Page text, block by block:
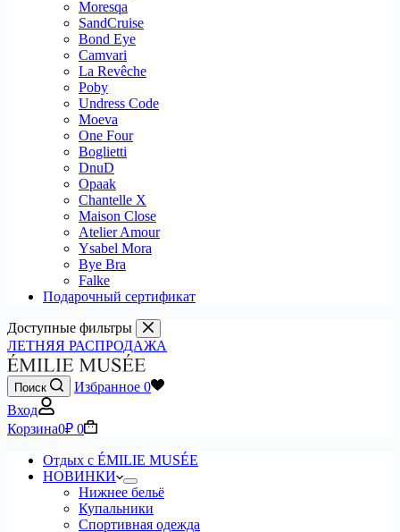
Moresqa
SandCruise
Bond Eye
Camvari
La Revêche
Poby
Undress Code
Moeva
One Four
Boglietti
DnuD
Opaak
Chantelle X
Maison Close
Atelier Amour
Ysabel Mora
Bye Bra
Falke
Подарочный сертификат
Доступные фильтры
ЛЕТНЯЯ РАСПРОДАЖА
Поиск Избранное 0
Вход
Корзина0₽ 0
Отдых с ÉMILIE MUSÉE
НОВИНКИ
Нижнее бельё
Купальники
Спортивная одежда